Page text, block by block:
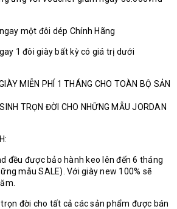
một đôi dép Chính Hãng
1 đôi giày bất kỳ có giá trị dưới
MIỄN PHÍ 1 THÁNG CHO TOÀN BỘ SẢN
TRỌN ĐỜI CHO NHỮNG MẪU JORDAN
đều được bảo hành keo lên đến 6 tháng
mẫu SALE). Với giày new 100% sẽ
đời cho tất cả các sản phẩm được bán